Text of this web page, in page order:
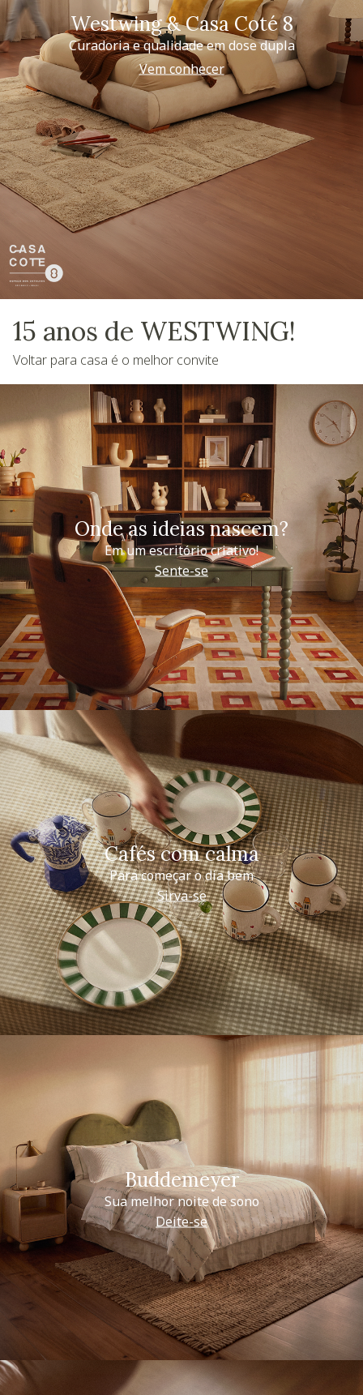
Westwing & Casa Coté 8
Curadoria e qualidade em dose dupla
Vem conhecer
15 anos de WESTWING!
Voltar para casa é o melhor convite
Onde as ideias nascem?
Em um escritório criativo!
Sente-se
Cafés com calma
Para começar o dia bem
Sirva-se
Buddemeyer
Sua melhor noite de sono
Deite-se